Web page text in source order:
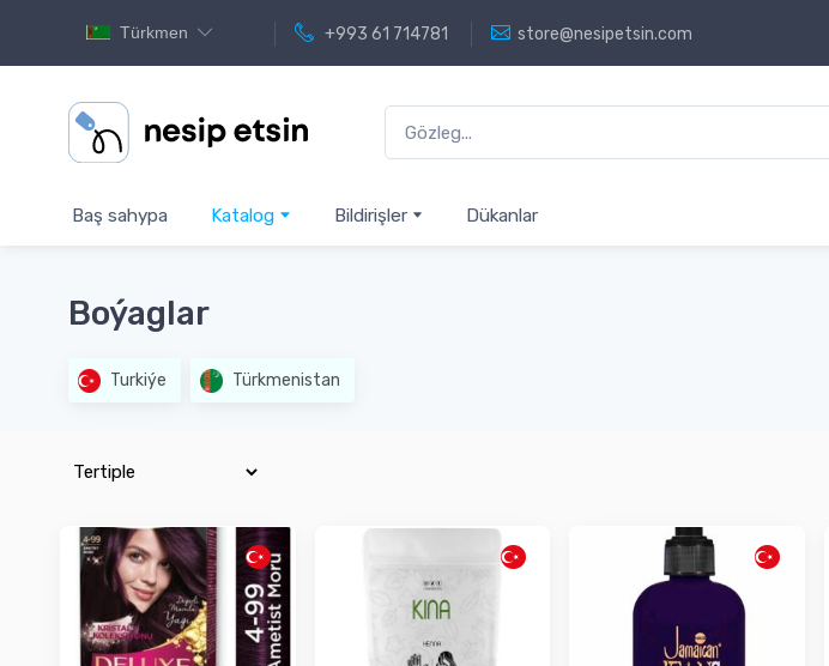
Türkmen +993 61 714781 store@nesipetsin.com
Baş sahypa Katalog Bildirişler Dükanlar
Boýaglar
Turkiýe Türkmenistan